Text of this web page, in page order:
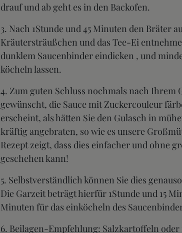
drauf und ab geht es in den Backofen.
3. Nach 1Stunde und 45 Minuten den Bräter
Kräutersträußchen und das Tee-Ei
dunklem Saucenbinder eindicken , und
köcheln lassen.
4. Zum guten Schluss nochmals nach Ihrem
gewünscht, die Sauce mit Zuckercouleur
erscheint, als hätten Sie den Gulasch in
kräftig angebraten, so wie es unsere
Rezept zeigt, dass dies einfacher und ohne
geschehen kann!
5. Selbstverständlich können Sie dies
Die Garzeit beträgt hierfür 1Stunde und 15
Minuten für das einköcheln des
6. Beilagen-Empfehlung: Salzkartoffeln